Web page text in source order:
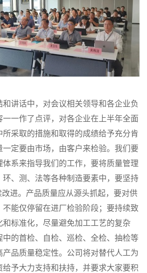
和讲话中，对会议相关领导和各企业负
一一作了点评，对各企业在上半年全面
采取的措施和取得的成绩给予充分肯
一定要由市场，由客户来检验。我们要
系来指导我们的工作，要将质量管理
环、测、法等各种制造要素中，要坚持
进。产品质量应从源头抓起，要对供
不能仅停留在进厂检验阶段；要持续致
和标准化，尽量避免加工工艺的复杂
中的首检、自检、巡检、全检、抽检等
产品质量稳定性。公司将对替代人工为
给予大力支持和扶持，并要求大家要积